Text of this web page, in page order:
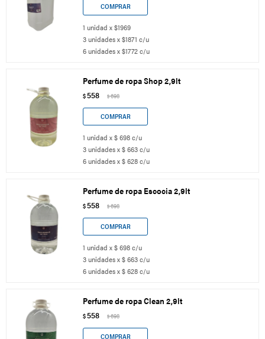
1 unidad x $1969
3 unidades x $1871 c/u
6 unidades x $1772 c/u
Perfume de ropa Shop 2,9lt
$558 $698
1 unidad x $ 698 c/u
3 unidades x $ 663 c/u
6 unidades x $ 628 c/u
Perfume de ropa Escocia 2,9lt
$558 $698
1 unidad x $ 698 c/u
3 unidades x $ 663 c/u
6 unidades x $ 628 c/u
Perfume de ropa Clean 2,9lt
$558 $698